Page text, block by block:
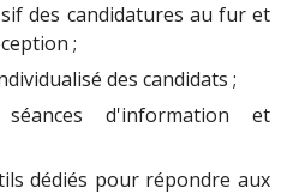
des candidatures au fur et
;
des candidats ;
d'information et
dédiés pour répondre aux